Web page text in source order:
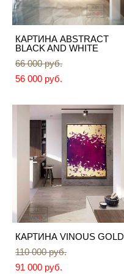
КАРТИНА ABSTRACT
BLACK AND WHITE
66 000 pуб.
56 000 pуб.
КАРТИНА VINOUS GOLD
110 000 pуб.
91 000 pуб.